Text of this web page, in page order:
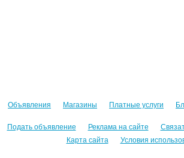
Объявления Магазины Платные услуги
Подать объявление Реклама на сайте
Карта сайта
Условия